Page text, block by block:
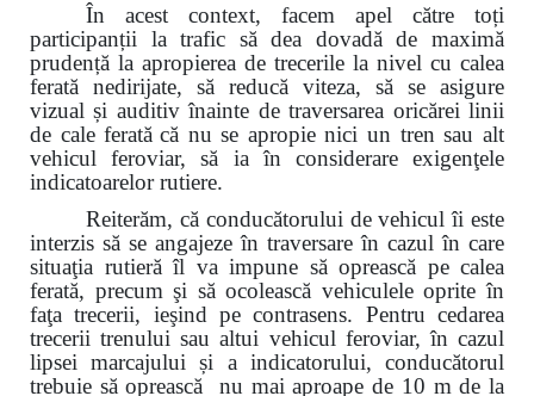
În acest context, facem apel către toți
participanții la trafic să dea dovadă de maximă
prudență la apropierea de trecerile la nivel cu calea
ferată nedirijate, să reducă viteza, să se asigure
vizual și auditiv înainte de traversarea oricărei linii
de cale ferată că nu se apropie nici un tren sau alt
vehicul feroviar, să ia în considerare exigenţele
indicatoarelor rutiere.
Reiterăm, că conducătorului de vehicul îi este
interzis să se angajeze în traversare în cazul în care
situaţia rutieră îl va impune să oprească pe calea
ferată, precum şi să ocolească vehiculele oprite în
faţa trecerii, ieşind pe contrasens. Pentru cedarea
trecerii trenului sau altui vehicul feroviar, în cazul
lipsei marcajului și a indicatorului, conducătorul
trebuie să oprească nu mai aproape de 10 m de la